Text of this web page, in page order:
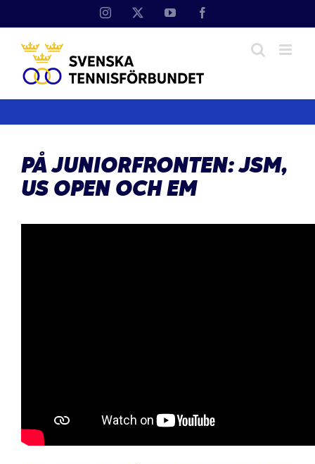
Instagram YouTube
PÅ JUNIORFRONTEN: JSM,
US OPEN OCH EM